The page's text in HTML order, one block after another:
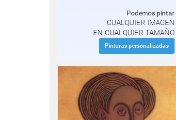
Podemos pintar
CUALQUIER IMAGEN
EN CUALQUIER TAMAÑO
Pinturas personalizadas